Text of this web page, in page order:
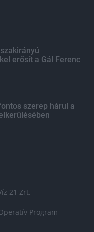
erősít a Gál Ferenc
szerep hárul a
21 Zrt.
Program